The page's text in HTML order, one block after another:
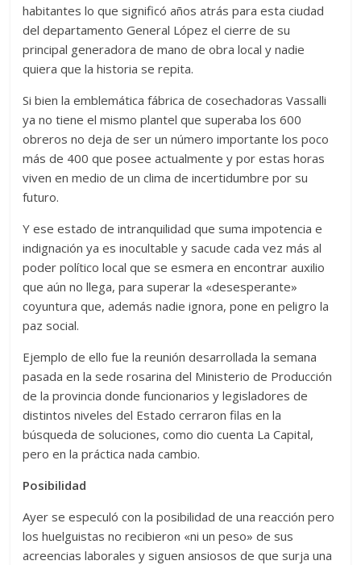
habitantes lo que significó años atrás para esta ciudad
del departamento General López el cierre de su
principal generadora de mano de obra local y nadie
quiera que la historia se repita.
Si bien la emblemática fábrica de cosechadoras Vassalli
ya no tiene el mismo plantel que superaba los 600
obreros no deja de ser un número importante los poco
más de 400 que posee actualmente y por estas horas
viven en medio de un clima de incertidumbre por su
futuro.
Y ese estado de intranquilidad que suma impotencia e
indignación ya es inocultable y sacude cada vez más al
poder político local que se esmera en encontrar auxilio
que aún no llega, para superar la «desesperante»
coyuntura que, además nadie ignora, pone en peligro la
paz social.
Ejemplo de ello fue la reunión desarrollada la semana
pasada en la sede rosarina del Ministerio de Producción
de la provincia donde funcionarios y legisladores de
distintos niveles del Estado cerraron filas en la
búsqueda de soluciones, como dio cuenta La Capital,
pero en la práctica nada cambio.
Posibilidad
Ayer se especuló con la posibilidad de una reacción pero
los huelguistas no recibieron «ni un peso» de sus
acreencias laborales y siguen ansiosos de que surja una